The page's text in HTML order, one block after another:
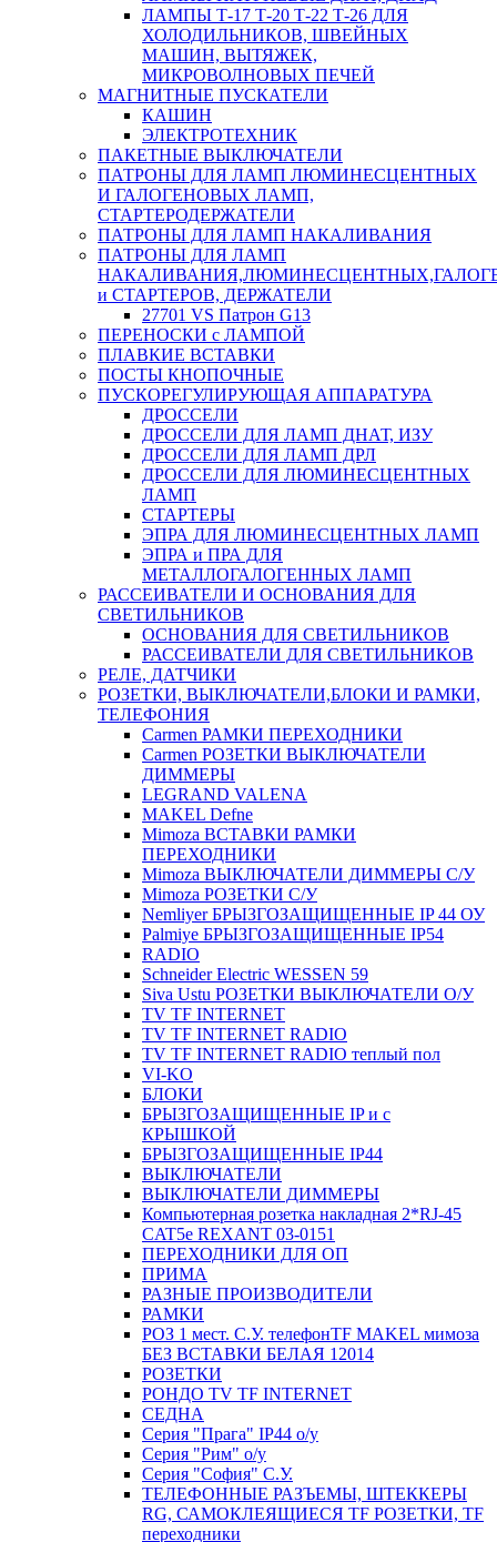
ЛАМПЫ Т-17 Т-20 Т-22 Т-26 ДЛЯ
ХОЛОДИЛЬНИКОВ, ШВЕЙНЫХ
МАШИН, ВЫТЯЖЕК,
МИКРОВОЛНОВЫХ ПЕЧЕЙ
МАГНИТНЫЕ ПУСКАТЕЛИ
КАШИН
ЭЛЕКТРОТЕХНИК
ПАКЕТНЫЕ ВЫКЛЮЧАТЕЛИ
ПАТРОНЫ ДЛЯ ЛАМП ЛЮМИНЕСЦЕНТНЫХ
И ГАЛОГЕНОВЫХ ЛАМП,
СТАРТЕРОДЕРЖАТЕЛИ
ПАТРОНЫ ДЛЯ ЛАМП НАКАЛИВАНИЯ
ПАТРОНЫ ДЛЯ ЛАМП
и СТАРТЕРОВ, ДЕРЖАТЕЛИ
27701 VS Патрон G13
ПЕРЕНОСКИ с ЛАМПОЙ
ПЛАВКИЕ ВСТАВКИ
ПОСТЫ КНОПОЧНЫЕ
ПУСКОРЕГУЛИРУЮЩАЯ АППАРАТУРА
ДРОССЕЛИ
ДРОССЕЛИ ДЛЯ ЛАМП ДНАТ, ИЗУ
ДРОССЕЛИ ДЛЯ ЛАМП ДРЛ
ДРОССЕЛИ ДЛЯ ЛЮМИНЕСЦЕНТНЫХ
ЛАМП
СТАРТЕРЫ
ЭПРА ДЛЯ ЛЮМИНЕСЦЕНТНЫХ ЛАМП
ЭПРА и ПРА ДЛЯ
МЕТАЛЛОГАЛОГЕННЫХ ЛАМП
РАССЕИВАТЕЛИ И ОСНОВАНИЯ ДЛЯ
СВЕТИЛЬНИКОВ
ОСНОВАНИЯ ДЛЯ СВЕТИЛЬНИКОВ
РАССЕИВАТЕЛИ ДЛЯ СВЕТИЛЬНИКОВ
РЕЛЕ, ДАТЧИКИ
РОЗЕТКИ, ВЫКЛЮЧАТЕЛИ,БЛОКИ И РАМКИ,
ТЕЛЕФОНИЯ
Carmen РАМКИ ПЕРЕХОДНИКИ
Carmen РОЗЕТКИ ВЫКЛЮЧАТЕЛИ
ДИММЕРЫ
LEGRAND VALENA
MAKEL Defne
Mimoza ВСТАВКИ РАМКИ
ПЕРЕХОДНИКИ
Mimoza ВЫКЛЮЧАТЕЛИ ДИММЕРЫ С/У
Mimoza РОЗЕТКИ С/У
Nemliyer БРЫЗГОЗАЩИЩЕННЫЕ IP 44 ОУ
Palmiye БРЫЗГОЗАЩИЩЕННЫЕ IP54
RADIO
Schneider Electric WESSEN 59
Siva Ustu РОЗЕТКИ ВЫКЛЮЧАТЕЛИ О/У
TV TF INTERNET
TV TF INTERNET RADIO
TV TF INTERNET RADIO теплый пол
VI-KO
БЛОКИ
БРЫЗГОЗАЩИЩЕННЫЕ IP и c
КРЫШКОЙ
БРЫЗГОЗАЩИЩЕННЫЕ IP44
ВЫКЛЮЧАТЕЛИ
ВЫКЛЮЧАТЕЛИ ДИММЕРЫ
Компьютерная розетка накладная 2*RJ-45
CAT5e REXANT 03-0151
ПЕРЕХОДНИКИ ДЛЯ ОП
ПРИМА
РАЗНЫЕ ПРОИЗВОДИТЕЛИ
РАМКИ
РОЗ 1 мест. С.У. телефонTF MAKEL мимоза
БЕЗ ВСТАВКИ БЕЛАЯ 12014
РОЗЕТКИ
РОНДО TV TF INTERNET
СЕДНА
Серия "Прага" IP44 о/у
Серия "Рим" о/у
Серия "София" С.У.
ТЕЛЕФОННЫЕ РАЗЪЕМЫ, ШТЕККЕРЫ
RG, САМОКЛЕЯЩИЕСЯ TF РОЗЕТКИ, TF
переходники